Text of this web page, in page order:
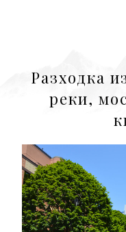
Разходка
реки,